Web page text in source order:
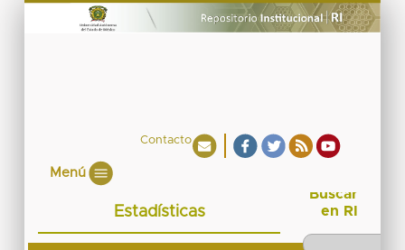
Contacto
Menú
Estadísticas
Buscar
en RI